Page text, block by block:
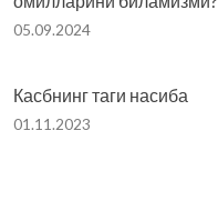
05.09.2024
Касбнинг таги насиба
01.11.2023